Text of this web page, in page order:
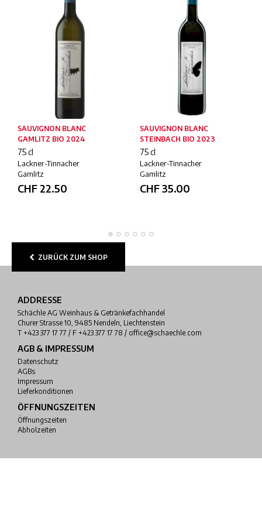
SAUVIGNON BLANC
GAMLITZ BIO 2024
75 cl
Lackner-Tinnacher
Gamlitz
CHF 22.50
SAUVIGNON BLANC
STEINBACH BIO 2023
75 cl
Lackner-Tinnacher
Gamlitz
CHF35.00
ZURÜCK ZUM SHOP
ADDRESSE
Schächle AG Weinhaus & Getränkefachhandel
Churer Strasse 10, 9485 Nendeln, Liechtenstein
T +423 377 17 77 / F +423 377 17 78 / office@schaechle.com
AGB & IMPRESSUM
Datenschutz
AGBs
Impressum
Lieferkonditionen
ÖFFNUNGSZEITEN
Öffnungszeiten
Abholzeiten